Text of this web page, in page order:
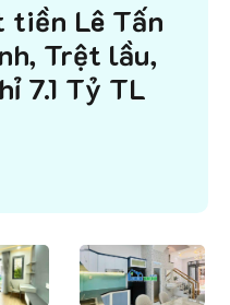
tiền Lê Tấn
Trệt lầu,
7.1 Tỷ TL